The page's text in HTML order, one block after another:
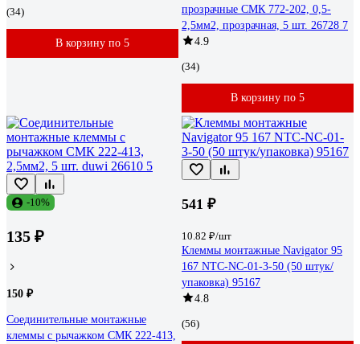
(34)
В корзину по 5
прозрачные СМК 772-202, 0,5-
2,5мм2, прозрачная, 5 шт. 26728 7
4.9
(34)
В корзину по 5
-10%
135 ₽
150 ₽
Соединительные монтажные
клеммы с рычажком СМК 222-413,
541 ₽
10.82 ₽/шт
Клеммы монтажные Navigator 95
167 NTC-NC-01-3-50 (50 штук/
упаковка) 95167
4.8
(56)